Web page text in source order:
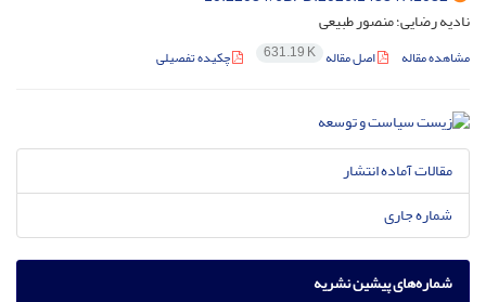
نادیه رضایی؛ منصور طبیعی
مشاهده مقاله اصل مقاله 631.19 K چکیده تفصیلی
مقالات آماده انتشار
شماره جاری
شماره‌های پیشین نشریه